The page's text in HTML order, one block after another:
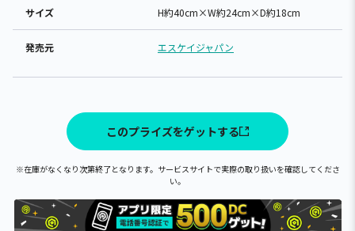
サイズ H約40cm×W約24cm×D約18cm
発売元 エスケイジャパン
このプライズをゲットする
※在庫がなくなり次第終了となります。サービスサイトで実際の取り扱いを確認してくださ
い。